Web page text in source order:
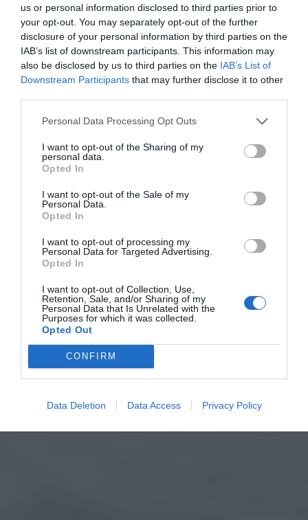
us or personal information disclosed to third parties prior to
your opt-out. You may separately opt-out of the further
disclosure of your personal information by third parties on the
IAB’s list of downstream participants. This information may
also be disclosed by us to third parties on the IAB’s List of
Downstream Participants that may further disclose it to other
Personal Data Processing Opt Outs
I want to opt-out of the Sharing of my
personal data.
Opted In
I want to opt-out of the Sale of my
Personal Data.
Opted In
I want to opt-out of processing my
Personal Data for Targeted Advertising.
Opted In
I want to opt-out of Collection, Use,
Retention, Sale, and/or Sharing of my
Personal Data that Is Unrelated with the
Purposes for which it was collected.
Opted Out
CONFIRM
Data Deletion Data Access Privacy Policy